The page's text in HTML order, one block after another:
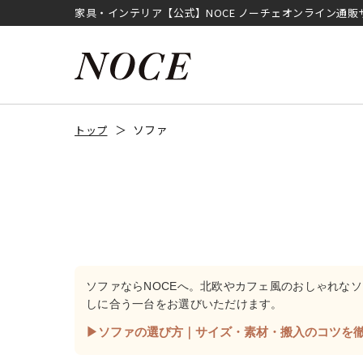
家具・インテリア【公式】NOCE ノーチェオンライン通販
トップ ソファ
ソファならNOCEへ。北欧やカフェ風のおしゃれな
しに合う一台をお選びいただけます。
▶ソファの選び方｜サイズ・素材・搬入のコツを